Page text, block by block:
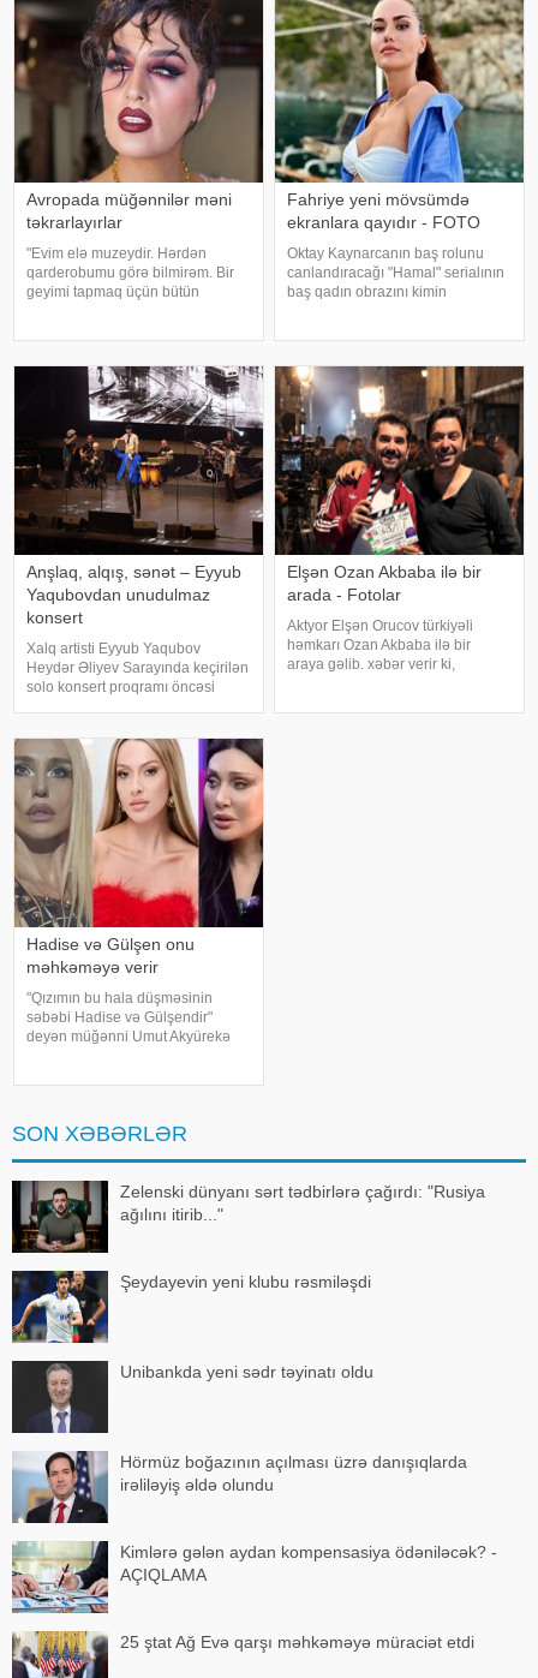
Avropada müğənnilər məni
təkrarlayırlar
"Evim elə muzeydir. Hərdən
qarderobumu görə bilmirəm. Bir
geyimi tapmaq üçün bütün
bildirir ki, bu sözləri Əməkdar artis
Fahriye yeni mövsümdə
ekranlara qayıdır - FOTO
Oktay Kaynarcanın baş rolunu
canlandıracağı "Hamal" serialının
baş qadın obrazını kimin
olunacaq serialın baş qadı
Anşlaq, alqış, sənət – Eyyub
Yaqubovdan unudulmaz
konsert
Xalq artisti Eyyub Yaqubov
Heydər Əliyev Sarayında keçirilən
solo konsert proqramı öncəsi
yaradıcılığı və konsertlə bağlı
fikirlərini bölüşüb. xəbər verir ki,
sənətkarın sözlərin
Elşən Ozan Akbaba ilə bir
arada - Fotolar
Aktyor Elşən Orucov türkiyəli
həmkarı Ozan Akbaba ilə bir
araya gəlib. xəbər verir ki,
Hadise və Gülşen onu
məhkəməyə verir
"Qızımın bu hala düşməsinin
səbəbi Hadise və Gülşendir"
deyən müğənni Umut Akyürekə
Hadisən
SON XƏBƏRLƏR
Zelenski dünyanı sərt tədbirlərə çağırdı: "Rusiya
ağılını itirib..."
Şeydayevin yeni klubu rəsmiləşdi
Unibankda yeni sədr təyinatı oldu
Hörmüz boğazının açılması üzrə danışıqlarda
irəliləyiş əldə olundu
Kimlərə gələn aydan kompensasiya ödəniləcək? -
AÇIQLAMA
25 ştat Ağ Evə qarşı məhkəməyə müraciət etdi